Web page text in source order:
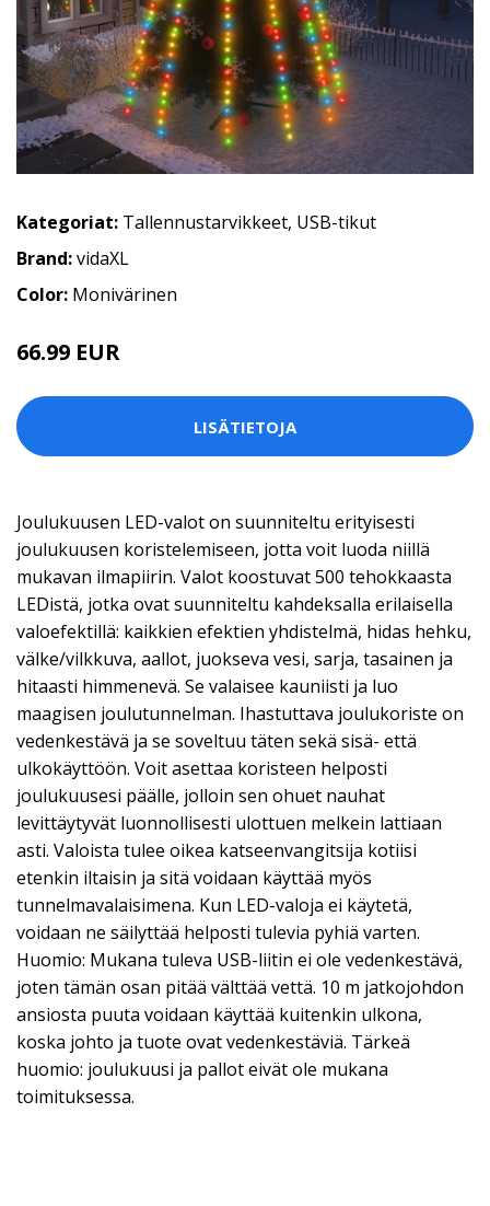
Kategoriat: Tallennustarvikkeet, USB-tikut
Brand:vidaXL
Color: Monivärinen
66.99 EUR
LISÄTIETOJA
Joulukuusen LED-valot on suunniteltu erityisesti
joulukuusen koristelemiseen, jotta voit luoda niillä
mukavan ilmapiirin. Valot koostuvat 500 tehokkaasta
LEDistä, jotka ovat suunniteltu kahdeksalla erilaisella
valoefektillä: kaikkien efektien yhdistelmä, hidas hehku,
välke/vilkkuva, aallot, juokseva vesi, sarja, tasainen ja
hitaasti himmenevä. Se valaisee kauniisti ja luo
maagisen joulutunnelman. Ihastuttava joulukoriste on
vedenkestävä ja se soveltuu täten sekä sisä- että
ulkokäyttöön. Voit asettaa koristeen helposti
joulukuusesi päälle, jolloin sen ohuet nauhat
levittäytyvät luonnollisesti ulottuen melkein lattiaan
asti. Valoista tulee oikea katseenvangitsija kotiisi
etenkin iltaisin ja sitä voidaan käyttää myös
tunnelmavalaisimena. Kun LED-valoja ei käytetä,
voidaan ne säilyttää helposti tulevia pyhiä varten.
Huomio: Mukana tuleva USB-liitin ei ole vedenkestävä,
joten tämän osan pitää välttää vettä. 10 m jatkojohdon
ansiosta puuta voidaan käyttää kuitenkin ulkona,
koska johto ja tuote ovat vedenkestäviä. Tärkeä
huomio: joulukuusi ja pallot eivät ole mukana
toimituksessa.